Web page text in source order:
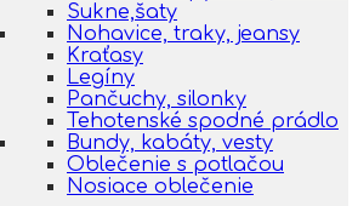
Sukne,šaty
Nohavice, traky, jeansy
Kraťasy
Legíny
Pančuchy, silonky
Tehotenské spodné prádlo
Bundy, kabáty, vesty
Oblečenie s potlačou
Nosiace oblečenie